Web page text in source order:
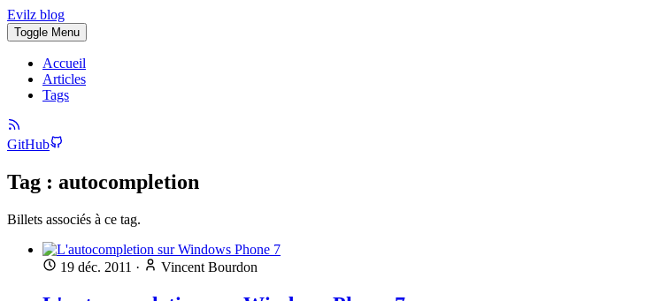
Evilz blog
Toggle Menu
Accueil
Articles
Tags
GitHub
Tag : autocompletion
Billets associés à ce tag.
19 déc. 2011 · Vincent Bourdon